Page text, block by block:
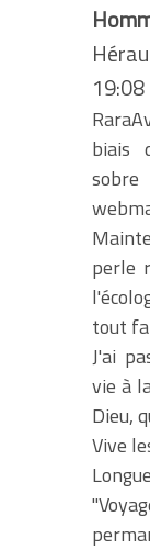
19:08
biais
perle
tout
J'ai
vie à
Dieu,
Vive